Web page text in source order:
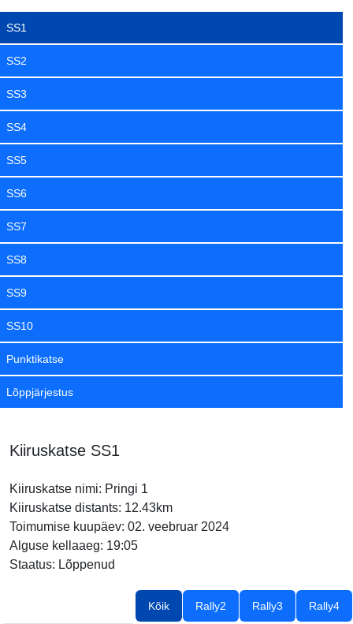
SS1
SS2
SS3
SS4
SS5
SS6
SS7
SS8
SS9
SS10
Punktikatse
Lõppjärjestus
Kiiruskatse SS1
Kiiruskatse nimi: Pringi 1
Kiiruskatse distants: 12.43km
Toimumise kuupäev: 02. veebruar 2024
Alguse kellaaeg: 19:05
Staatus: Lõppenud
Kõik Rally2 Rally3 Rally4